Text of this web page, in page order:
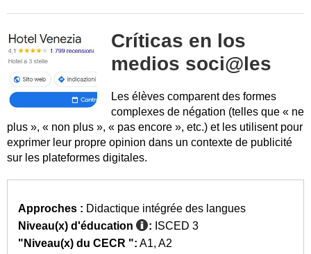
Críticas en los
medios soci@les
Les élèves comparent des formes
complexes de négation (telles que « ne
plus », « non plus », « pas encore », etc.) et les utilisent pour
exprimer leur propre opinion dans un contexte de publicité
sur les plateformes digitales.
Approches : Didactique intégrée des langues
Niveau(x) d'éducation
: ISCED 3
"Niveau(x) du CECR ": A1 A2